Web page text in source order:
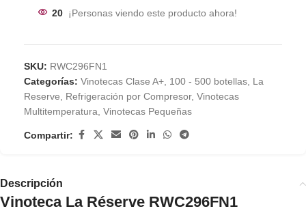
20 ¡Personas viendo este producto ahora!
SKU: RWC296FN1
Categorías: Vinotecas Clase A+ 100 - 500 botellas La
Reserve
Refrigeración por Compresor, Vinotecas
Multitemperatura Vinotecas Pequeñas
Compartir:
Descripción
Vinoteca La Réserve RWC296FN1